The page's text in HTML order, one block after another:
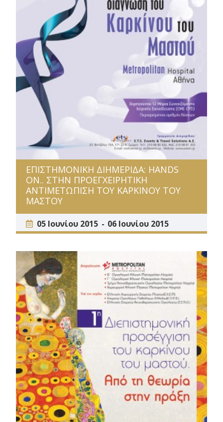
ΕΠΙΣΤΗΜΟΝΙΚΗ ΔΙΗΜΕΡΙΔΑ: HANDS
ON.. ΣΤΗΝ ΠΡΟΕΓΧΕΙΡΗΤΙΚΗ
ΑΝΤΙΜΕΤΩΠΙΣΗ ΤΟΥ ΚΑΡΚΙΝΟΥ ΤΟΥ
ΜΑΣΤΟΥ
05 Ιουνίου 2015 06 Ιουνίου 2015